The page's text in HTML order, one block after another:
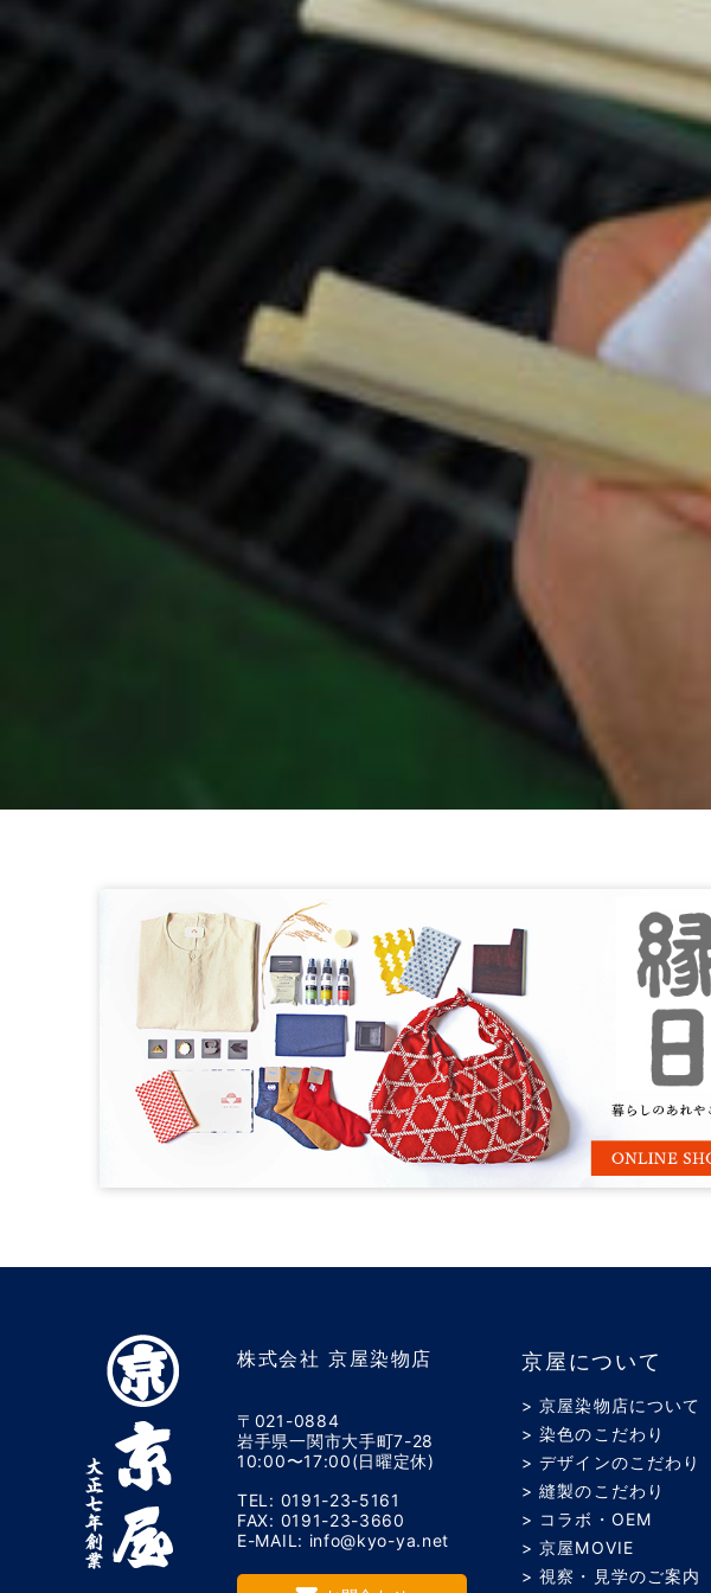
株式会社 京屋染物店
〒021-0884
岩手県一関市大手町7-28
10:00〜17:00(日曜定休)
TEL: 0191-23-5161
FAX: 0191-23-3660
E-MAIL: info@kyo-ya.net
京屋について
> 京屋染物店について
> 染色のこだわり
> デザインのこだわり
> 縫製のこだわり
> コラボ・OEM
> 京屋MOVIE
> 視察・見学のご案内